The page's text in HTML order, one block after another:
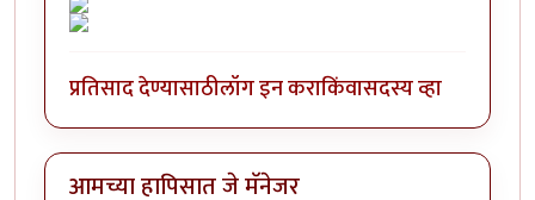
प्रतिसाद देण्यासाठीलॉग इन कराकिंवासदस्य व्हा
आमच्या हापिसात जे मॅनेजर